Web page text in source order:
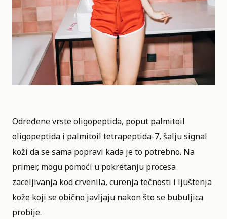
Određene vrste oligopeptida, poput palmitoil
oligopeptida i palmitoil tetrapeptida-7, šalju signal
koži da se sama popravi kada je to potrebno. Na
primer, mogu pomoći u pokretanju procesa
zaceljivanja kod crvenila, curenja tečnosti i ljuštenja
kože koji se obično javljaju nakon što se bubuljica
probije.